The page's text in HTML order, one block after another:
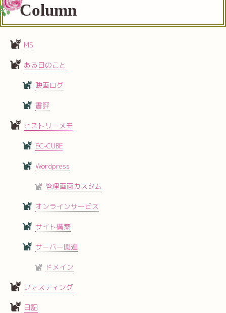
Column
MS
ある日のこと
映画ログ
書評
ヒストリーメモ
EC-CUBE
Wordpress
管理画面カスタム
オンラインサービス
サイト構築
サーバー関連
ドメイン
ファスティング
日記